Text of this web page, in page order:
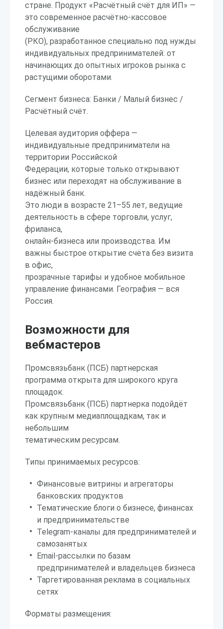
стране. Продукт «Расчётный счёт для ИП» —
это современное расчётно-кассовое
обслуживание
(РКО), разработанное специально под нужды
индивидуальных предпринимателей: от
начинающих до опытных игроков рынка с
растущими оборотами.
Сегмент бизнеса: Банки / Малый бизнес /
Расчётный счёт.
Целевая аудитория оффера —
индивидуальные предприниматели на
территории Российской
Федерации, которые только открывают
бизнес или переходят на обслуживание в
надёжный банк.
Это люди в возрасте 21–55 лет, ведущие
деятельность в сфере торговли, услуг,
фриланса,
онлайн-бизнеса или производства. Им
важны быстрое открытие счёта без визита
в офис,
прозрачные тарифы и удобное мобильное
управление финансами. География — вся
Россия.
Возможности для
вебмастеров
Промсвязьбанк (ПСБ) партнерская
программа открыта для широкого круга
площадок.
Промсвязьбанк (ПСБ) партнерка подойдёт
как крупным медиаплощадкам, так и
небольшим
тематическим ресурсам.
Типы принимаемых ресурсов:
Финансовые витрины и агрегаторы
банковских продуктов
Тематические блоги о бизнесе, финансах
и предпринимательстве
Telegram-каналы для предпринимателей и
самозанятых
Email-рассылки по базам
предпринимателей и владельцев бизнеса
Таргетированная реклама в социальных
сетях
Форматы размещения: